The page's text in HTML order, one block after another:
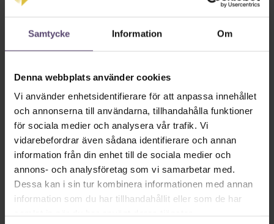
Samtycke Information Om
Denna webbplats använder cookies
Vi använder enhetsidentifierare för att anpassa innehållet
och annonserna till användarna, tillhandahålla funktioner
för sociala medier och analysera vår trafik. Vi
vidarebefordrar även sådana identifierare och annan
information från din enhet till de sociala medier och
annons- och analysföretag som vi samarbetar med.
Dessa kan i sin tur kombinera informationen med annan
information som du har tillhandahållit eller som de har
vit silver
Tillgänglig omedelbart
leveranstid: 2-5 Tage.